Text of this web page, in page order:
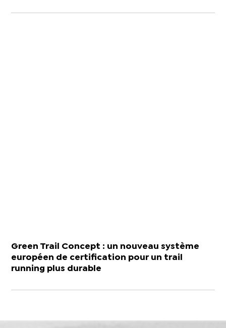
Green Trail Concept : un nouveau système
européen de certification pour un trail
running plus durable